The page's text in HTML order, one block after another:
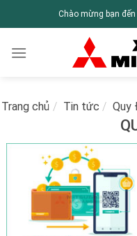
Chào mừng bạn đến
Trang chủ / Tin tức / Quy